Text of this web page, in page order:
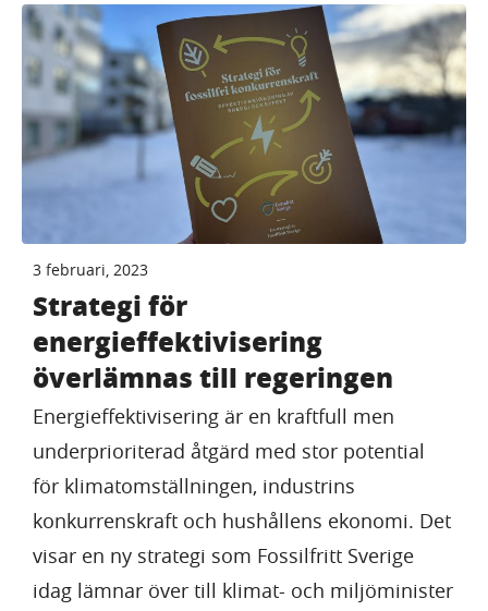
3 februari, 2023
Strategi för
energieffektivisering
överlämnas till regeringen
Energieffektivisering är en kraftfull men
underprioriterad åtgärd med stor potential
för klimatomställningen, industrins
konkurrenskraft och hushållens ekonomi. Det
visar en ny strategi som Fossilfritt Sverige
idag lämnar över till klimat- och miljöminister